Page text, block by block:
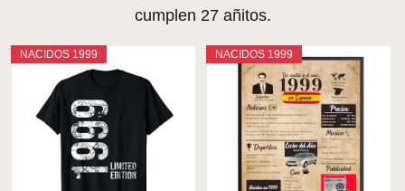
cumplen 27 añitos.
NACIDOS 1999 NACIDOS 1999